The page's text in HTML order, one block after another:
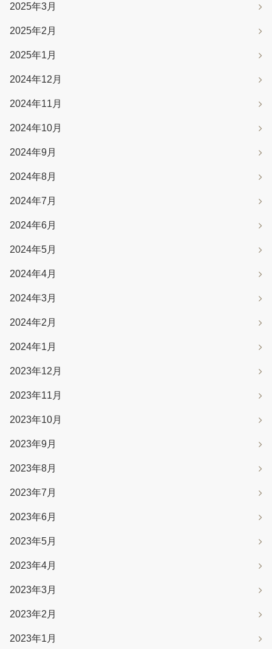
2025年3月
2025年2月
2025年1月
2024年12月
2024年11月
2024年10月
2024年9月
2024年8月
2024年7月
2024年6月
2024年5月
2024年4月
2024年3月
2024年2月
2024年1月
2023年12月
2023年11月
2023年10月
2023年9月
2023年8月
2023年7月
2023年6月
2023年5月
2023年4月
2023年3月
2023年2月
2023年1月